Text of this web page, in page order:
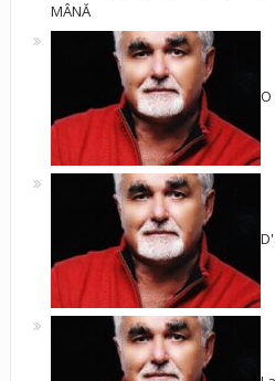
MÂNĂ